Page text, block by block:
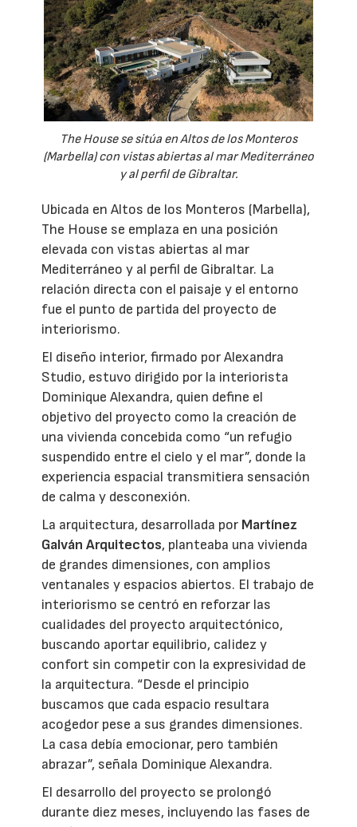
The House se sitúa en Altos de los Monteros
(Marbella) con vistas abiertas al mar Mediterráneo
y al perfil de Gibraltar.
Ubicada en Altos de los Monteros (Marbella),
The House se emplaza en una posición
elevada con vistas abiertas al mar
Mediterráneo y al perfil de Gibraltar. La
relación directa con el paisaje y el entorno
fue el punto de partida del proyecto de
interiorismo.
El diseño interior, firmado por Alexandra
Studio, estuvo dirigido por la interiorista
Dominique Alexandra, quien define el
objetivo del proyecto como la creación de
una vivienda concebida como “un refugio
suspendido entre el cielo y el mar”, donde la
experiencia espacial transmitiera sensación
de calma y desconexión.
La arquitectura, desarrollada por Martínez
Galván Arquitectos, planteaba una vivienda
de grandes dimensiones, con amplios
ventanales y espacios abiertos. El trabajo de
interiorismo se centró en reforzar las
cualidades del proyecto arquitectónico,
buscando aportar equilibrio, calidez y
confort sin competir con la expresividad de
la arquitectura. “Desde el principio
buscamos que cada espacio resultara
acogedor pese a sus grandes dimensiones.
La casa debía emocionar, pero también
abrazar”, señala Dominique Alexandra.
El desarrollo del proyecto se prolongó
durante diez meses, incluyendo las fases de